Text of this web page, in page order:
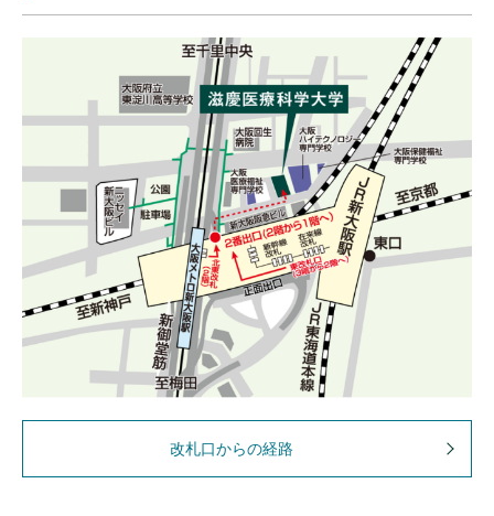
改札口からの経路